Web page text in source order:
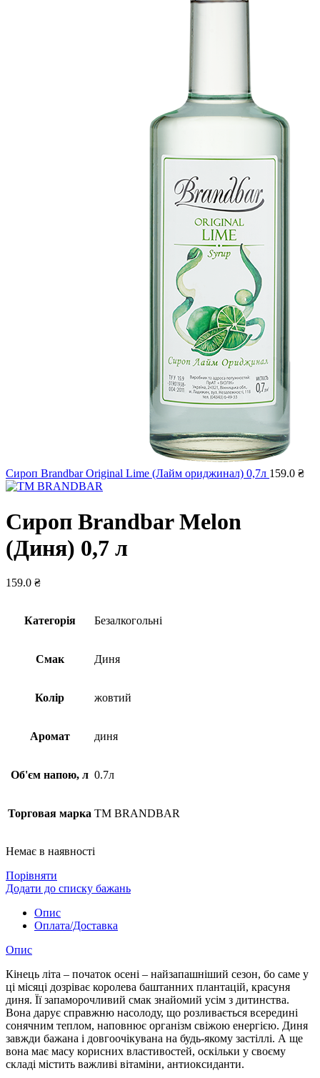
Сироп Brandbar Original Lime (Лайм ориджинал) 0,7л 159.0 ₴
Сироп Brandbar Melon
(Диня) 0,7 л
159.0 ₴
Категорія Безалкогольні
Смак Диня
Колір жовтий
Аромат диня
Об'єм напою, л 0.7л
Торговая марка TM BRANDBAR
Немає в наявності
Порівняти
Додати до списку бажань
Опис
Оплата/Доставка
Опис
Кінець літа – початок осені – найзапашніший сезон, бо саме у
ці місяці дозріває королева баштанних плантацій, красуня
диня. Її запаморочливий смак знайомий усім з дитинства.
Вона дарує справжню насолоду, що розливається всередині
сонячним теплом, наповнює організм свіжою енергією. Диня
завжди бажана і довгоочікувана на будь-якому застіллі. А ще
вона має масу корисних властивостей, оскільки у своєму
складі містить важливі вітаміни, антиоксиданти.